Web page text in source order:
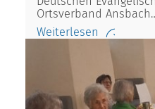
Ortsverband
Weiterlesen